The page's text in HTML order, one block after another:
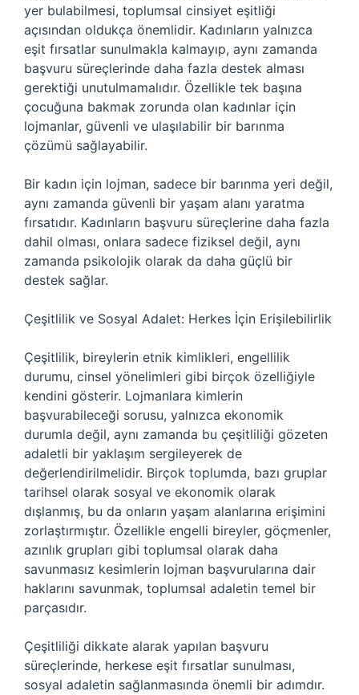
yer bulabilmesi, toplumsal cinsiyet eşitliği
açısından oldukça önemlidir. Kadınların yalnızca
eşit fırsatlar sunulmakla kalmayıp, aynı zamanda
başvuru süreçlerinde daha fazla destek alması
gerektiği unutulmamalıdır. Özellikle tek başına
çocuğuna bakmak zorunda olan kadınlar için
lojmanlar, güvenli ve ulaşılabilir bir barınma
çözümü sağlayabilir.
Bir kadın için lojman, sadece bir barınma yeri değil,
aynı zamanda güvenli bir yaşam alanı yaratma
fırsatıdır. Kadınların başvuru süreçlerine daha fazla
dahil olması, onlara sadece fiziksel değil, aynı
zamanda psikolojik olarak da daha güçlü bir
destek sağlar.
Çeşitlilik ve Sosyal Adalet: Herkes İçin Erişilebilirlik
Çeşitlilik, bireylerin etnik kimlikleri, engellilik
durumu, cinsel yönelimleri gibi birçok özelliğiyle
kendini gösterir. Lojmanlara kimlerin
başvurabileceği sorusu, yalnızca ekonomik
durumla değil, aynı zamanda bu çeşitliliği gözeten
adaletli bir yaklaşım sergileyerek de
değerlendirilmelidir. Birçok toplumda, bazı gruplar
tarihsel olarak sosyal ve ekonomik olarak
dışlanmış, bu da onların yaşam alanlarına erişimini
zorlaştırmıştır. Özellikle engelli bireyler, göçmenler,
azınlık grupları gibi toplumsal olarak daha
savunmasız kesimlerin lojman başvurularına dair
haklarını savunmak, toplumsal adaletin temel bir
parçasıdır.
Çeşitliliği dikkate alarak yapılan başvuru
süreçlerinde, herkese eşit fırsatlar sunulması,
sosyal adaletin sağlanmasında önemli bir adımdır.